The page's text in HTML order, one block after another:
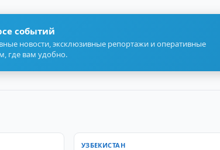
событий
новости, эксклюзивные репортажи и оперативные
где вам удобно.
УЗБЕКИСТАН